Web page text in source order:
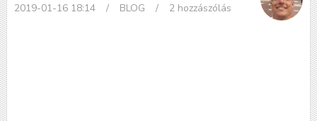
2019-01-16 18:14 / BLOG / 2 hozzászólás